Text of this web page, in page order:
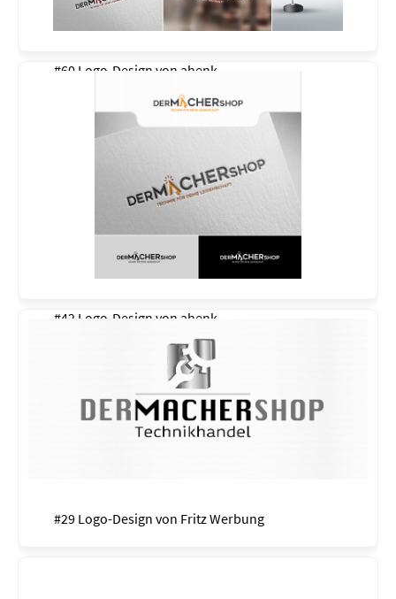
#60 Logo-Design von ahenk
#42 Logo-Design von ahenk
#29 Logo-Design von Fritz Werbung